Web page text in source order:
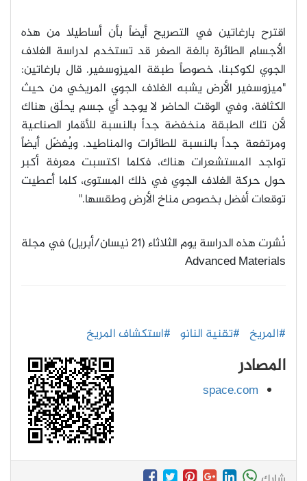
اقترح بارغاتين في التصريح أيضاً بأن أساطيلا من هذه
الأجسام الطائرة بالغة الصغر قد تستخدم لدراسة الغلاف
الجوي لكوكبنا، خصوصاً طبقة الميزوسفير. قال بارغاتين:
"ميزوسفير الأرض يشبه الغلاف الجوي المريخي من حيث
الكثافة، وفي الوقت الحاضر لا يوجد أي جسم يحلّق هناك
لأن تلك الطبقة منخفضة جداً بالنسبة للأقمار الصناعية
ومرتفعة جداً بالنسبة للطائرات والمناطيد. ويُفضّل أيضاً
تواجد المستشعرات هناك، فكلما اكتسبت معرفة أكبر
حول حركة الغلاف الجوي في ذلك المستوى، كلما أعطيت
توقعات أفضل بخصوص مناخ الأرض وطقسها."
نُشرت هذه الدراسة يوم الثلاثاء (21 نيسان/أبريل) في مجلة
Advanced Materials
#المريخ #تقنية النانو #استكشاف المريخ
المصادر
space.com